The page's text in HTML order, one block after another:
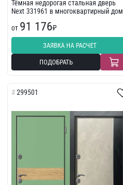
Тёмная недорогая стальная дверь
Next 331961 в многоквартирный дом
от 91 176₽
ЗАЯВКА НА РАСЧЕТ
ПОДОБРАТЬ
299501